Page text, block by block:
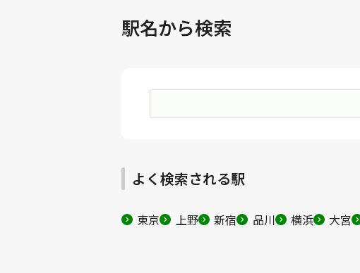
駅名から検索
よく検索される駅
東京 上野 新宿 品川 横浜 大宮